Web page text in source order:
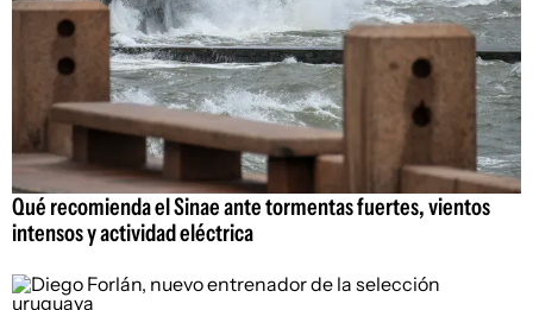
Qué recomienda el Sinae ante tormentas fuertes, vientos
intensos y actividad eléctrica